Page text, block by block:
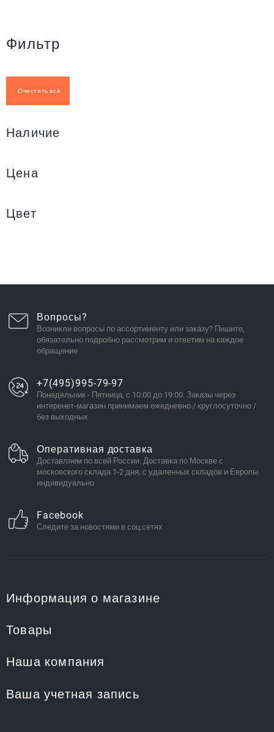
Фильтр
Очистить всё
Наличие
Цена
Цвет
Вопросы?
Возникли вопросы по ассортименту или заказу? Пишите,
обязательно подробно рассмотрим и ответим на каждое
обращение
+7(495)995-79-97
Понедельник - Пятница, с 10:00 до 19:00. Заказы через
интеренет-магазин принимаем ежедневно / круглосуточно /
без выходных
Оперативная доставка
Доставляем по всей России. Доставка по Москве с
московского склада 1-2 дня, с удаленных складов и Европы
индивидуально
Facebook
Следите за новостями в соц.сетях
Информация о магазине
Товары
Наша компания
Ваша учетная запись